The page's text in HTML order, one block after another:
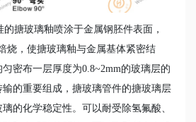
搪玻璃釉喷涂于金属钢胚件表面，
烧，使搪玻璃釉与金属基体紧密结
密布一层厚度为0.8~2mm的玻璃层的
的重要组成，搪玻璃管件的搪玻璃层
的化学稳定性。可以耐受除氢氟酸、